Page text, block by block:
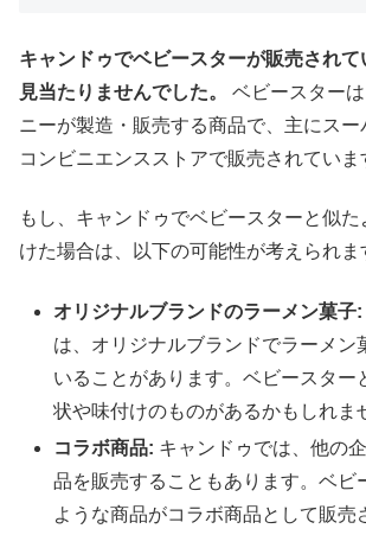
キャンドゥでベビースターが販売され
見当たりませんでした。
ベビースター
ニーが製造・販売する商品で、主にス
コンビニエンスストアで販売されていま
もし、キャンドゥでベビースターと似
けた場合は、以下の可能性が考えられま
オリジナルブランドのラーメン菓子:
は、オリジナルブランドでラーメン
いることがあります。ベビースター
状や味付けのものがあるかもしれま
コラボ商品: キャンドゥでは、他の
品を販売することもあります。ベビ
ような商品がコラボ商品として販売